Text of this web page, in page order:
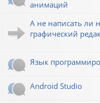
анимаций
А не написать ли
графический
Язык
Android Studio